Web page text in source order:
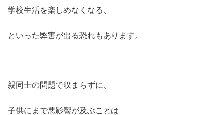
学校生活を楽しめなくなる、
といった弊害が出る恐れもあります。
親同士の問題で収まらずに、
子供にまで悪影響が及ぶことは